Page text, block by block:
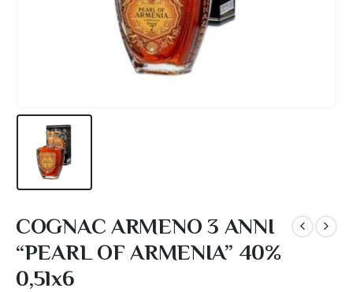
COGNAC ARMENO 3 ANNI
“PEARL OF ARMENIA” 40%
0,5lx6